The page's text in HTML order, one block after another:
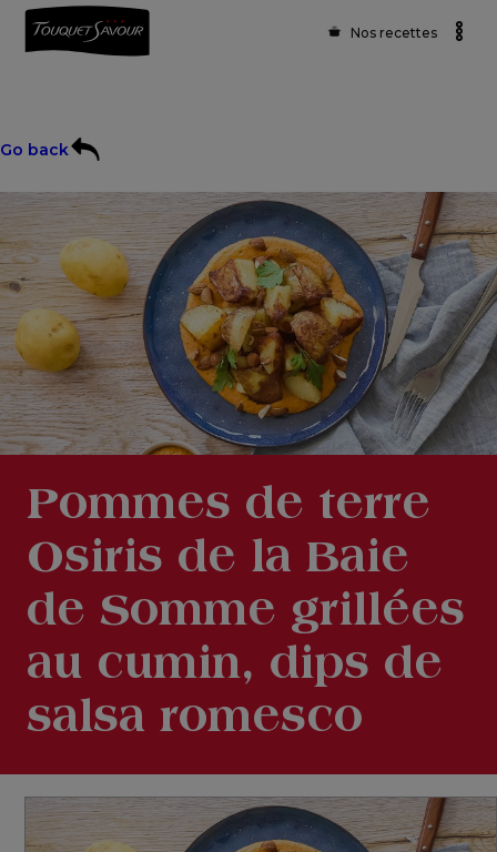
Nos recettes
Go back
Pommes de terre
Osiris de la Baie
de Somme grillées
au cumin, dips de
salsa romesco